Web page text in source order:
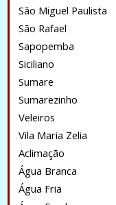
São Miguel Paulista
São Rafael
Sapopemba
Siciliano
Sumare
Sumarezinho
Veleiros
Vila Maria Zelia
Aclimação
Água Branca
Água Fria